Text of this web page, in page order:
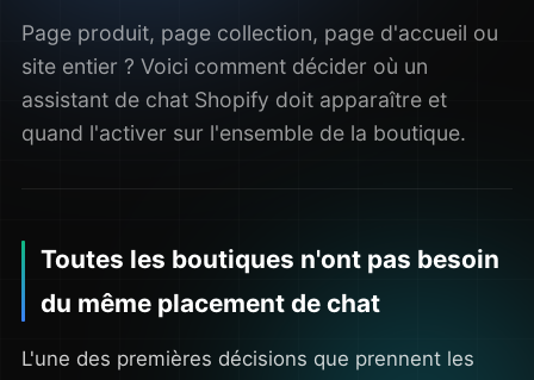
Page produit, page collection, page d'accueil ou
site entier ? Voici comment décider où un
assistant de chat Shopify doit apparaître et
quand l'activer sur l'ensemble de la boutique.
Toutes les boutiques n'ont pas besoin
du même placement de chat
L'une des premières décisions que prennent les